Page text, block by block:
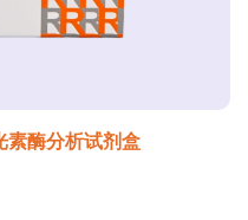
素酶分析试剂盒